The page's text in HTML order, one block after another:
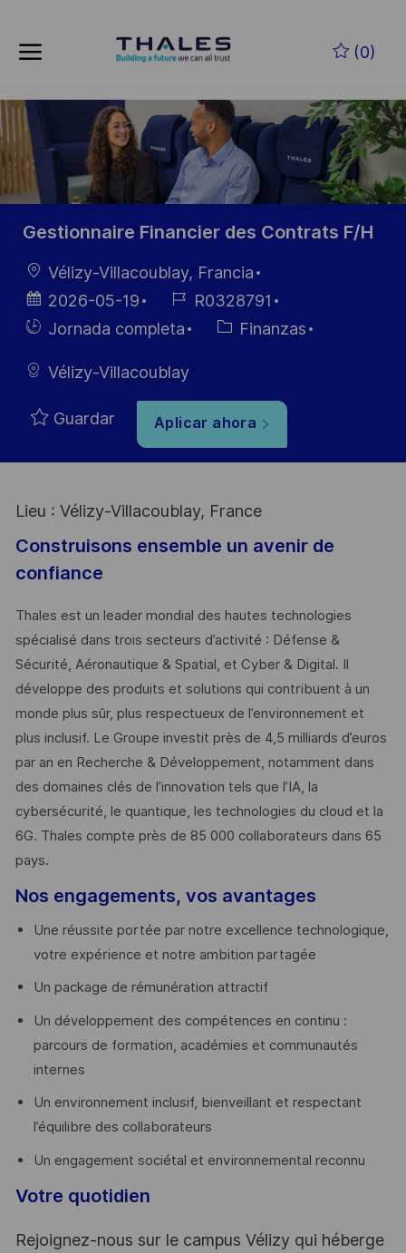
(0)
-
Gestionnaire Financier des Contrats F/H
Ubicación
Vélizy-Villacoublay, Francia
Fecha de
publicación
2026-05-19
ID de
empleo
R0328791
HiringJornada completa Categoría
Finanzas
Vélizy-Villacoublay
Guardar Aplicar ahora
Lieu : Vélizy-Villacoublay, France
Construisons ensemble un avenir de
confiance
Thales est un leader mondial des hautes technologies
spécialisé dans trois secteurs d’activité : Défense &
Sécurité, Aéronautique & Spatial, et Cyber & Digital. Il
développe des produits et solutions qui contribuent à un
monde plus sûr, plus respectueux de l’environnement et
plus inclusif. Le Groupe investit près de 4,5 milliards d’euros
par an en Recherche & Développement, notamment dans
des domaines clés de l’innovation tels que l’IA, la
cybersécurité, le quantique, les technologies du cloud et la
6G. Thales compte près de 85 000 collaborateurs dans 65
pays. ​
Nos engagements, vos avantages
Une réussite portée par notre excellence technologique,
votre expérience et notre ambition partagée
Un package de rémunération attractif
Un développement des compétences en continu :
parcours de formation, académies et communautés
internes
Un environnement inclusif, bienveillant et respectant
l’équilibre des collaborateurs
Un engagement sociétal et environnemental reconnu
Votre quotidien
Rejoignez-nous sur le campus Vélizy qui héberge